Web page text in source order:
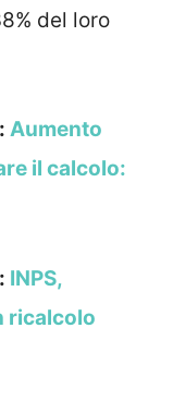
del loro
Aumento
il calcolo:
INPS,
ricalcolo